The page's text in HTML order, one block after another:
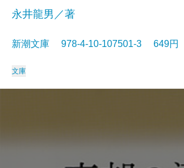
永井龍男／著
新潮文庫 978-4-10-107501-3 649円
文庫